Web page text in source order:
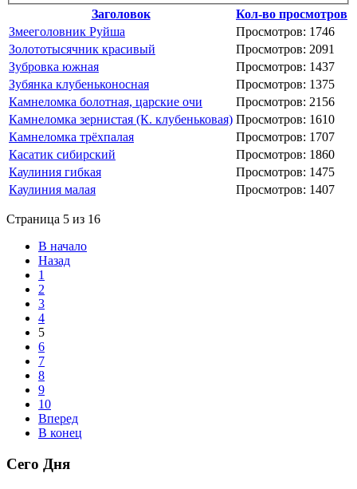
Заголовок
Кол-во просмотров
Змееголовник Руйша
Просмотров: 1746
Золототысячник красивый
Просмотров: 2091
Зубровка южная
Просмотров: 1437
Зубянка клубеньконосная
Просмотров: 1375
Камнеломка болотная, царские очи
Просмотров: 2156
Камнеломка зернистая (К. клубеньковая) Просмотров: 1610
Камнеломка трёхпалая
Просмотров: 1707
Касатик сибирский
Просмотров: 1860
Каулиния гибкая
Просмотров: 1475
Каулиния малая
Просмотров: 1407
Страница 5 из 16
В начало
Назад
1
2
3
4
5
6
7
8
9
10
Вперед
В конец
Сего Дня